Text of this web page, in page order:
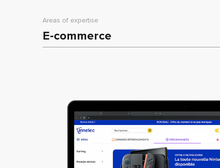
Areas of expertise
E-commerce